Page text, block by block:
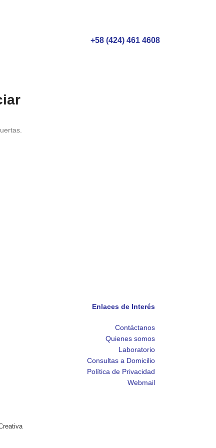
+58 (424) 461 4608
Enlaces de Interés
Contáctanos
Quienes somos
Laboratorio
Consultas a Domicilio
Política de Privacidad
Webmail